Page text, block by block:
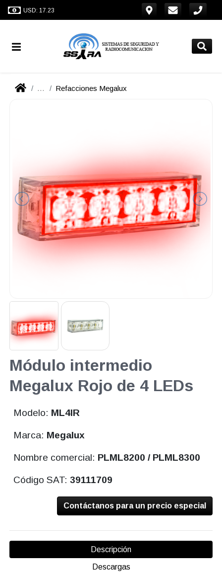
USD: 17.23
... Refacciones Megalux
Módulo intermedio
Megalux Rojo de 4 LEDs
Modelo: ML4IR
Marca: Megalux
Nombre comercial: PLML8200 / PLML8300
Código SAT:39111709
Contáctanos para un precio especial
Descripción
Descargas